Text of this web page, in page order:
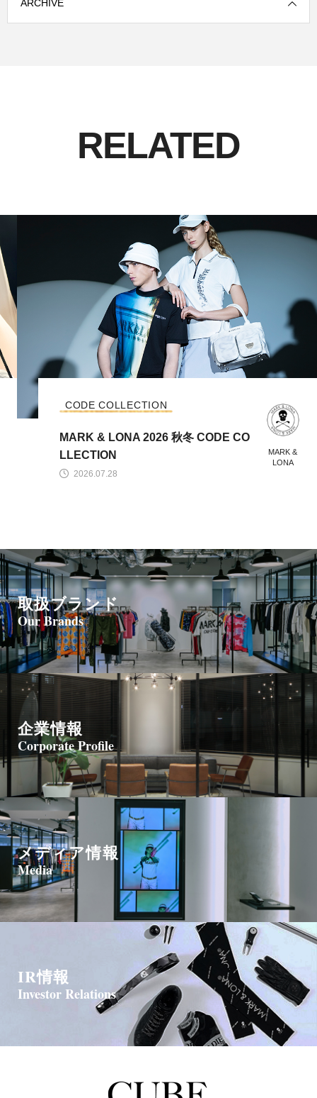
ARCHIVE
RELATED
MARK &
LONA
2026.07.28
CODE COLLECTION
MARK & LONA 2026 秋冬 CODE CO
LLECTION
取扱ブランド
Our Brands
企業情報
Corporate Profile
メディア情報
Media
IR情報
Investor Relations